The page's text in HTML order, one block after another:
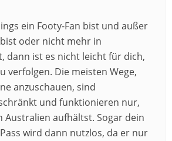
ein Footy-Fan bist und außer
oder nicht mehr in
dann ist es nicht leicht für dich,
verfolgen. Die meisten Wege,
anzuschauen, sind
und funktionieren nur,
Australien aufhältst. Sogar dein
wird dann nutzlos, da er nur